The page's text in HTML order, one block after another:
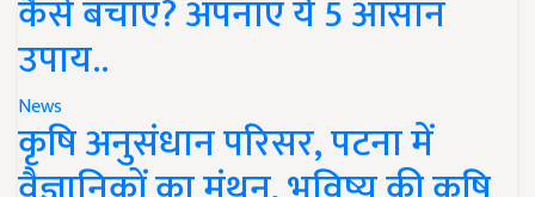
कैसे बचाएं? अपनाएं ये 5 आसान
उपाय..
News
कृषि अनुसंधान परिसर, पटना में